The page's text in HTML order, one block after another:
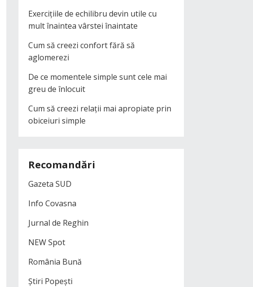
Exercițiile de echilibru devin utile cu
mult înaintea vârstei înaintate
Cum să creezi confort fără să
aglomerezi
De ce momentele simple sunt cele mai
greu de înlocuit
Cum să creezi relații mai apropiate prin
obiceiuri simple
Recomandări
Gazeta SUD
Info Covasna
Jurnal de Reghin
NEW Spot
România Bună
Știri Popești